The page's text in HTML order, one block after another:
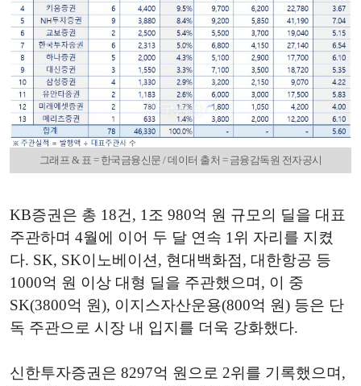
그래프 & 표 = 한국금융신문 / 데이터 출처 = 금융감독원 전자공시
KB증권은 총 18건, 1조 980억 원 규모의 딜을 대표
주관하며 4월에 이어 두 달 연속 1위 자리를 지켰
다. SK, SK이노베이션, 현대백화점, 대한항공 등
1000억 원 이상 대형 딜을 주관했으며, 이 중
SK(3800억 원), 이지스자산운용(800억 원) 등은 단
독 주관으로 시장 내 입지를 더욱 강화했다.
신한투자증권은 8297억 원으로 2위를 기록했으며,